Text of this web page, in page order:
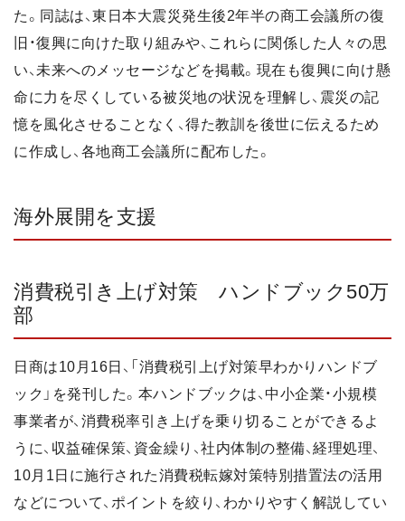
た。同誌は、東日本大震災発生後2年半の商工会議所の復
旧・復興に向けた取り組みや、これらに関係した人々の思
い、未来へのメッセージなどを掲載。現在も復興に向け懸
命に力を尽くしている被災地の状況を理解し、震災の記
憶を風化させることなく、得た教訓を後世に伝えるため
に作成し、各地商工会議所に配布した。
海外展開を支援
消費税引き上げ対策 ハンドブック50万
部
日商は10月16日、「消費税引上げ対策早わかりハンドブ
ック」を発刊した。本ハンドブックは、中小企業・小規模
事業者が、消費税率引き上げを乗り切ることができるよ
うに、収益確保策、資金繰り、社内体制の整備、経理処理、
10月1日に施行された消費税転嫁対策特別措置法の活用
などについて、ポイントを絞り、わかりやすく解説してい